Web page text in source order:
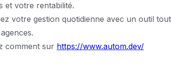
et votre rentabilité.
votre gestion quotidienne avec un outil
comment sur https://www.autom.dev/